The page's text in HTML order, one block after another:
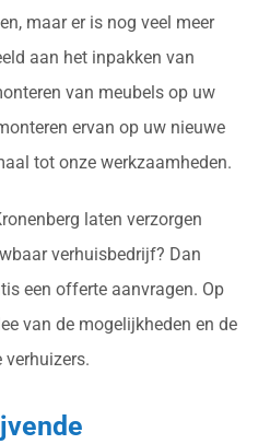
maar er is nog veel meer
aan het inpakken van
van meubels op uw
ervan op uw nieuwe
tot onze werkzaamheden.
laten verzorgen
verhuisbedrijf? Dan
een offerte aanvragen. Op
van de mogelijkheden en de
verhuizers.